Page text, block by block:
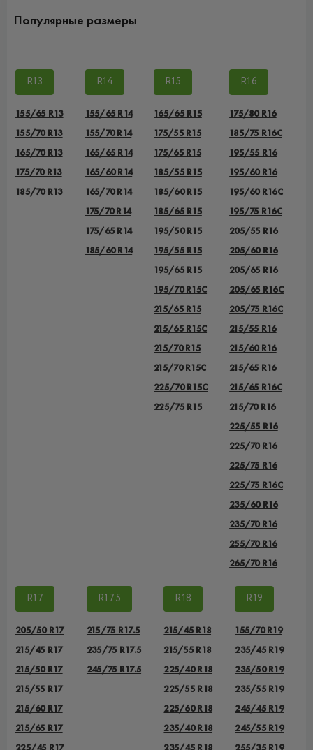
Популярные размеры
R13
155/65 R13
155/70 R13
165/70 R13
175/70 R13
185/70 R13
R14
155/65 R14
155/70 R14
165/65 R14
165/60 R14
165/70 R14
175/70 R14
175/65 R14
185/60 R14
R15
165/65 R15
175/55 R15
175/65 R15
185/55 R15
185/60 R15
185/65 R15
195/50 R15
195/55 R15
195/65 R15
195/70 R15C
215/65 R15
215/65 R15C
215/70 R15
215/70 R15C
225/70 R15C
225/75 R15
R16
175/80 R16
185/75 R16C
195/55 R16
195/60 R16
195/60 R16C
195/75 R16C
205/55 R16
205/60 R16
205/65 R16
205/65 R16C
205/75 R16C
215/55 R16
215/60 R16
215/65 R16
215/65 R16C
215/70 R16
225/55 R16
225/70 R16
225/75 R16
225/75 R16C
235/60 R16
235/70 R16
255/70 R16
265/70 R16
R17
205/50 R17
215/45 R17
215/50 R17
215/55 R17
215/60 R17
215/65 R17
225/45 R17
R17.5
215/75 R17.5
235/75 R17.5
245/75 R17.5
R18
215/45 R18
215/55 R18
225/40 R18
225/55 R18
225/60 R18
235/40 R18
235/45 R18
R19
155/70 R19
235/45 R19
235/50 R19
235/55 R19
245/45 R19
245/55 R19
255/35 R19